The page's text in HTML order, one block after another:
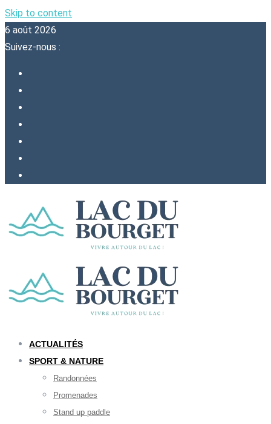
Skip to content
6 août 2026
Suivez-nous :
ACTUALITÉS
SPORT & NATURE
Randonnées
Promenades
Stand up paddle